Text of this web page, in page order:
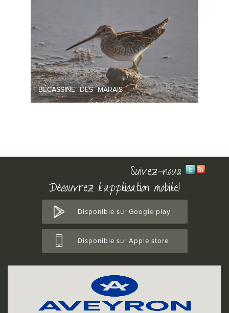
BÉCASSINE DES MARAIS
Suivez-nous
Découvrez l'application mobile!
Disponible sur Google play
Disponible sur Apple store